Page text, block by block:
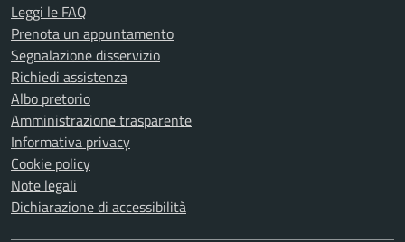
Leggi le FAQ
Prenota un appuntamento
Segnalazione disservizio
Richiedi assistenza
Albo pretorio
Amministrazione trasparente
Informativa privacy
Cookie policy
Note legali
Dichiarazione di accessibilità